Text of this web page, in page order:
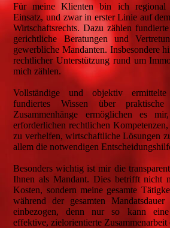
Für meine Klienten bin ich regional
Einsatz, und zwar in erster Linie auf
Wirtschaftsrechts. Dazu zählen
gerichtliche Beratungen und
gewerbliche Mandanten. Insbesondere
rechtlicher Unterstützung rund um
mich zählen.
Vollständige und objektiv ermittelte
fundiertes Wissen über
Zusammenhänge ermöglichen es
erforderlichen rechtlichen
zu verhelfen, wirtschaftliche Lösungen
allem die notwendigen
Besonders wichtig ist mir die
Ihnen als Mandant. Dies betrifft nicht
Kosten, sondern meine gesamte
während der gesamten
einbezogen, denn nur so kann eine
effektive, zielorientierte Zusammenarbeit